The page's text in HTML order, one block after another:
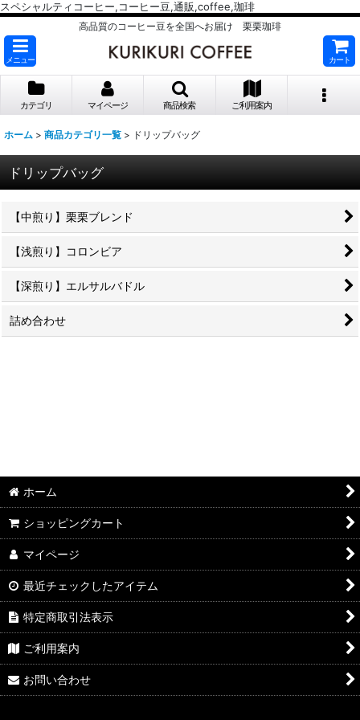
スペシャルティコーヒー,コーヒー豆,通販,coffee,珈琲
高品質のコーヒー豆を全国へお届け 栗栗珈琲
メニュー カート
カテゴリ マイページ 商品検索 ご利用案内
ホーム > 商品カテゴリ一覧 > ドリップバッグ
ドリップバッグ
【中煎り】栗栗ブレンド
【浅煎り】コロンビア
【深煎り】エルサルバドル
詰め合わせ
ホーム
ショッピングカート
マイページ
最近チェックしたアイテム
特定商取引法表示
ご利用案内
お問い合わせ